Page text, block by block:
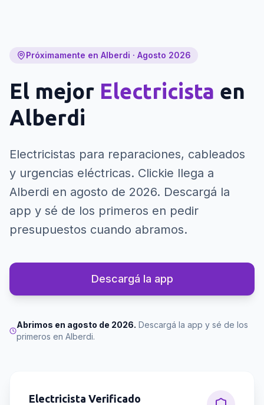
Próximamente en Alberdi · Agosto 2026
El mejor Electricista en
Alberdi
Electricistas para reparaciones, cableados
y urgencias eléctricas. Clickie llega a
Alberdi en agosto de 2026. Descargá la
app y sé de los primeros en pedir
presupuestos cuando abramos.
Descargá la app
Abrimos en agosto de 2026. Descargá la app y sé de los
primeros enAlberdi.
Electricista Verificado